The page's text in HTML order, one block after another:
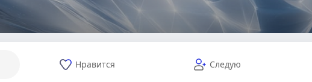
Нравится Следую